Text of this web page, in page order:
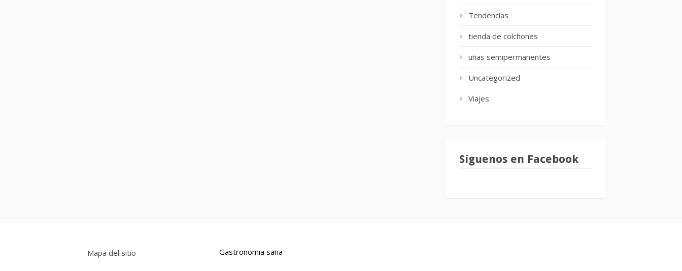
Tendencias
tienda de colchones
uñas semipermanentes
Uncategorized
Viajes
Síguenos en Facebook
Mapa del sitio Gastronomia sana